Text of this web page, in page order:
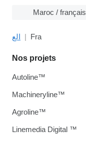
Maroc / français
الع Fra
Nos projets
Autoline™
Machineryline™
Agroline™
Linemedia Digital ™